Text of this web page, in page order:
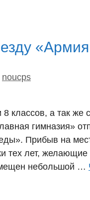
noucps
классов, а так
гимназия»
Прибыв на
тех лет,
небольшой …